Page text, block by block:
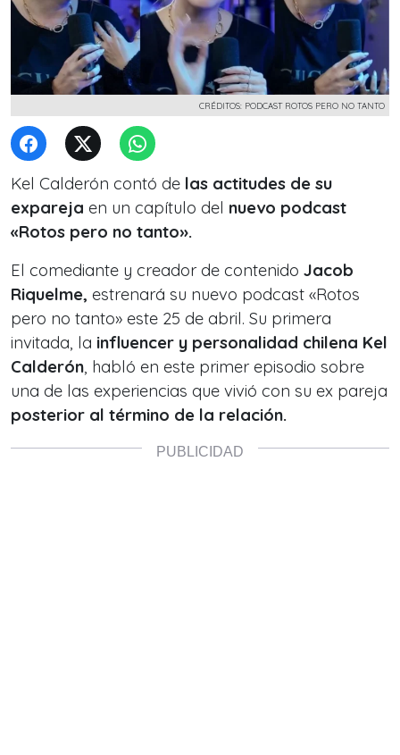
CRÉDITOS: PODCAST ROTOS PERO NO TANTO
Kel Calderón contó de las actitudes de su
expareja en un capítulo del nuevo podcast
«Rotos pero no tanto».
El comediante y creador de contenido Jacob
Riquelme, estrenará su nuevo podcast «Rotos
pero no tanto» este 25 de abril. Su primera
invitada, la influencer y personalidad chilena Kel
Calderón, habló en este primer episodio sobre
una de las experiencias que vivió con su ex pareja
posterior al término de la relación.